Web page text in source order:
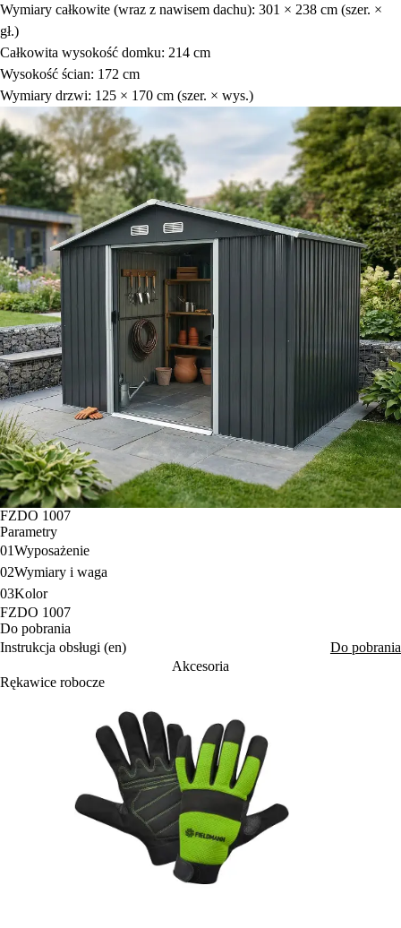
Wymiary całkowite (wraz z nawisem dachu): 301 × 238 cm (szer. ×
gł.)
Całkowita wysokość domku: 214 cm
Wysokość ścian: 172 cm
Wymiary drzwi: 125 × 170 cm (szer. × wys.)
FZDO 1007
Parametry
01Wyposażenie
02Wymiary i waga
03Kolor
FZDO 1007
Do pobrania
Instrukcja obsługi (en)
Do pobrania
Akcesoria
Rękawice robocze